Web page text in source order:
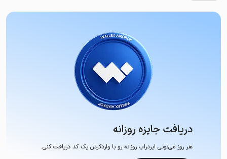
دریافت جایزه روزانه
هر روز می‌تونی ایردراپ روزانه رو با وارد‌کردن یک کد دریافت کنی.